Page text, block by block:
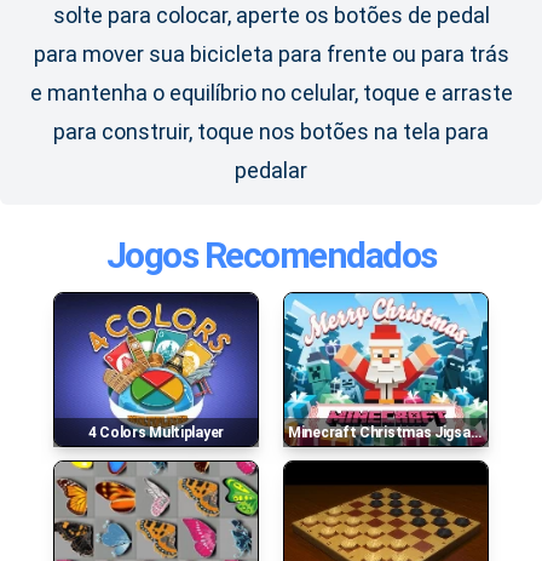
solte para colocar, aperte os botões de pedal
para mover sua bicicleta para frente ou para trás
e mantenha o equilíbrio no celular, toque e arraste
para construir, toque nos botões na tela para
pedalar
Jogos Recomendados
4 Colors Multiplayer Minecraft Christmas Jigsaw Puzzle